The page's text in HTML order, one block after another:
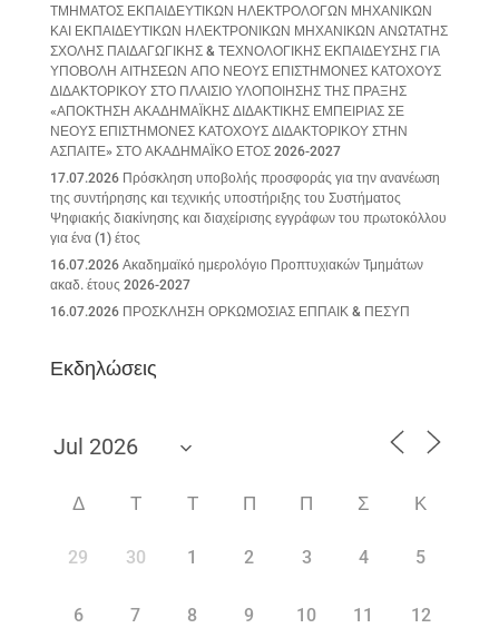
ΤΜΗΜΑΤΟΣ ΕΚΠΑΙΔΕΥΤΙΚΩΝ ΗΛΕΚΤΡΟΛΟΓΩΝ ΜΗΧΑΝΙΚΩΝ
ΚΑΙ ΕΚΠΑΙΔΕΥΤΙΚΩΝ ΗΛΕΚΤΡΟΝΙΚΩΝ ΜΗΧΑΝΙΚΩΝ ΑΝΩΤΑΤΗΣ
ΣΧΟΛΗΣ ΠΑΙΔΑΓΩΓΙΚΗΣ & ΤΕΧΝΟΛΟΓΙΚΗΣ ΕΚΠΑΙΔΕΥΣΗΣ ΓΙΑ
ΥΠΟΒΟΛΗ ΑΙΤΗΣΕΩΝ ΑΠΟ ΝΕΟΥΣ ΕΠΙΣΤΗΜΟΝΕΣ ΚΑΤΟΧΟΥΣ
ΔΙΔΑΚΤΟΡΙΚΟΥ ΣΤΟ ΠΛΑΙΣΙΟ ΥΛΟΠΟΙΗΣΗΣ ΤΗΣ ΠΡΑΞΗΣ
«ΑΠΟΚΤΗΣΗ ΑΚΑΔΗΜΑΪΚΗΣ ΔΙΔΑΚΤΙΚΗΣ ΕΜΠΕΙΡΙΑΣ ΣΕ
ΝΕΟΥΣ ΕΠΙΣΤΗΜΟΝΕΣ ΚΑΤΟΧΟΥΣ ΔΙΔΑΚΤΟΡΙΚΟΥ ΣΤΗΝ
ΑΣΠΑΙΤΕ» ΣΤΟ ΑΚΑΔΗΜΑΪΚΟ ΕΤΟΣ 2026-2027
17.07.2026 Πρόσκληση υποβολής προσφοράς για την ανανέωση
της συντήρησης και τεχνικής υποστήριξης του Συστήματος
Ψηφιακής διακίνησης και διαχείρισης εγγράφων του πρωτοκόλλου
για ένα (1) έτος
16.07.2026 Ακαδημαϊκό ημερολόγιο Προπτυχιακών Τμημάτων
ακαδ. έτους 2026-2027
16.07.2026 ΠΡΟΣΚΛΗΣΗ ΟΡΚΩΜΟΣΙΑΣ ΕΠΠΑΙΚ & ΠΕΣΥΠ
Εκδηλώσεις
Δ Τ Τ Π Π Σ Κ
29 30 1 2 3 4 5
6 7 8 9 10 11 12